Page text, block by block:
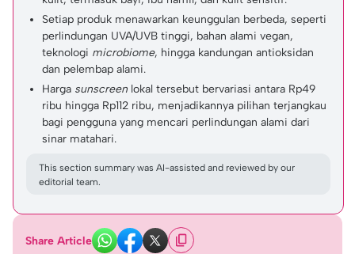
Setiap produk menawarkan keunggulan berbeda, seperti
perlindungan UVA/UVB tinggi, bahan alami vegan,
teknologi microbiome, hingga kandungan antioksidan
dan pelembap alami.
Harga sunscreen lokal tersebut bervariasi antara Rp49
ribu hingga Rp112 ribu, menjadikannya pilihan terjangkau
bagi pengguna yang mencari perlindungan alami dari
sinar matahari.
This section summary was AI-assisted and reviewed by our
editorial team.
Share Article